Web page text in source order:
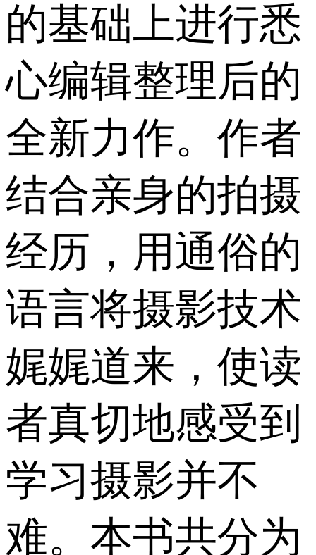
的基础上进行悉
心编辑整理后的
全新力作。作者
结合亲身的拍摄
经历，用通俗的
语言将摄影技术
娓娓道来，使读
者真切地感受到
学习摄影并不
难。本书共分为